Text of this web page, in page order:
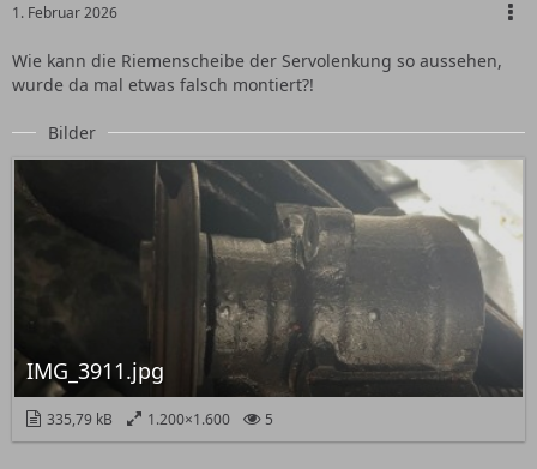
1. Februar 2026
Wie kann die Riemenscheibe der Servolenkung so aussehen,
wurde da mal etwas falsch montiert?!
Bilder
IMG_3911.jpg
335,79 kB 1.200×1.600 5